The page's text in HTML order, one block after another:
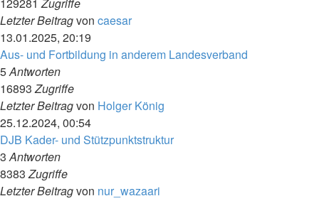
Letzter Beitragvon caesar
13.01.2025, 20:19
Aus- und Fortbildung in anderem Landesverband
5Antworten
16893Zugriffe
Letzter Beitragvon Holger König
25.12.2024, 00:54
DJB Kader- und Stützpunktstruktur
3Antworten
8383Zugriffe
Letzter Beitragvon nur_wazaari